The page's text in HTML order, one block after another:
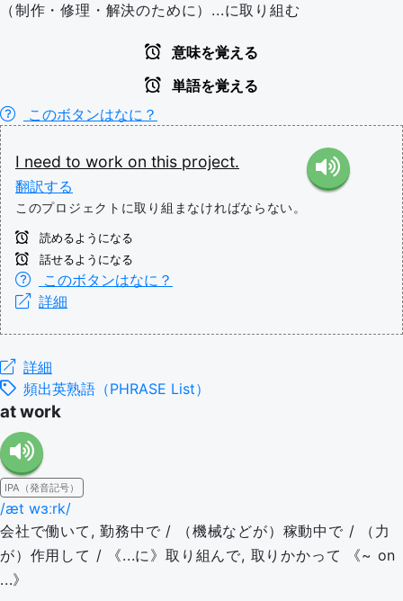
（制作・修理・解決のために）...に取り組む
意味を覚える
単語を覚える
このボタンはなに？
I need to work on this project.
翻訳する
このプロジェクトに取り組まなければならない。
読めるようになる
話せるようになる
このボタンはなに？
詳細
詳細
頻出英熟語（PHRASE List）
at work
IPA（発音記号）
/æt wɜːrk/
会社で働いて, 勤務中で / （機械などが）稼動中で / （力
が）作用して / 《...に》取り組んで, 取りかかって 《~ on
...》